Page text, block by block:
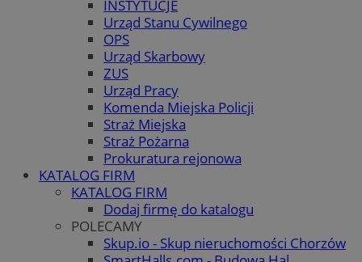
INSTYTUCJE
Urząd Stanu Cywilnego
OPS
Urząd Skarbowy
ZUS
Urząd Pracy
Komenda Miejska Policji
Straż Miejska
Straż Pożarna
Prokuratura rejonowa
KATALOG FIRM
KATALOG FIRM
Dodaj firmę do katalogu
POLECAMY
Skup.io - Skup nieruchomości Chorzów